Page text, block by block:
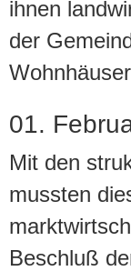
ihnen
der
01.
Mit den
mussten
Beschluß